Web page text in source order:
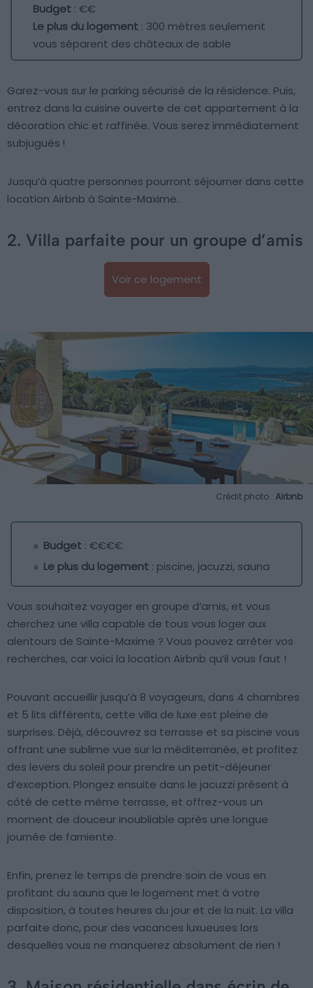
Budget : €€
Le plus du logement : 300 mètres seulement
vous séparent des châteaux de sable
Garez-vous sur le parking sécurisé de la résidence. Puis,
entrez dans la cuisine ouverte de cet appartement à la
décoration chic et raffinée. Vous serez immédiatement
subjugués !
Jusqu’à quatre personnes pourront séjourner dans cette
location Airbnb à Sainte-Maxime.
2. Villa parfaite pour un groupe d’amis
Voir ce logement
Crédit photo : Airbnb
Budget : €€€€
Le plus du logement : piscine, jacuzzi, sauna
Vous souhaitez voyager en groupe d’amis, et vous
cherchez une villa capable de tous vous loger aux
alentours de Sainte-Maxime ? Vous pouvez arrêter vos
recherches, car voici la location Airbnb qu’il vous faut !
Pouvant accueillir jusqu’à 8 voyageurs, dans 4 chambres
et 5 lits différents, cette villa de luxe est pleine de
surprises. Déjà, découvrez sa terrasse et sa piscine vous
offrant une sublime vue sur la méditerranée, et profitez
des levers du soleil pour prendre un petit-déjeuner
d’exception. Plongez ensuite dans le jacuzzi présent à
côté de cette même terrasse, et offrez-vous un
moment de douceur inoubliable après une longue
journée de farniente.
Enfin, prenez le temps de prendre soin de vous en
profitant du sauna que le logement met à votre
disposition, à toutes heures du jour et de la nuit. La villa
parfaite donc, pour des vacances luxueuses lors
desquelles vous ne manquerez absolument de rien !